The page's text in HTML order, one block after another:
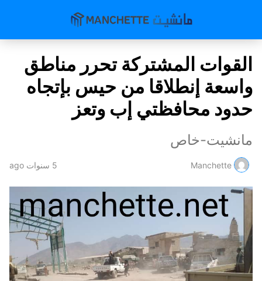
القوات المشتركة تحرر مناطق
واسعة إنطلاقا من حيس بإتجاه
حدود محافظتي إب وتعز
مانشيت-خاص
Manchette 5 سنوات ago